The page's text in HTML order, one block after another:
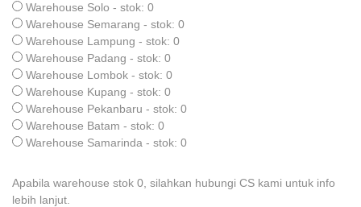
Warehouse Solo - stok: 0
Warehouse Semarang - stok: 0
Warehouse Lampung - stok: 0
Warehouse Padang - stok: 0
Warehouse Lombok - stok: 0
Warehouse Kupang - stok: 0
Warehouse Pekanbaru - stok: 0
Warehouse Batam - stok: 0
Warehouse Samarinda - stok: 0
Apabila warehouse stok 0, silahkan hubungi CS kami untuk info
lebih lanjut.